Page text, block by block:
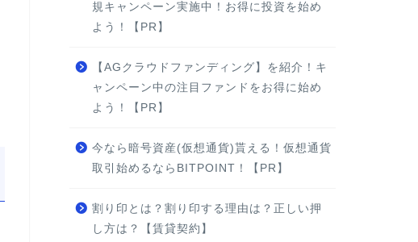
規キャンペーン実施中！お得に投資を始め
よう！【PR】
【AGクラウドファンディング】を紹介！キ
ャンペーン中の注目ファンドをお得に始め
よう！【PR】
今なら暗号資産(仮想通貨)貰える！仮想通貨
取引始めるならBITPOINT！【PR】
割り印とは？割り印する理由は？正しい押
し方は？【賃貸契約】